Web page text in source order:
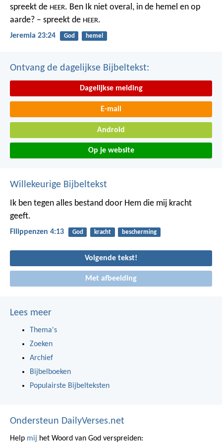
spreekt de HEER. Ben Ik niet overal, in de hemel en op
aarde? – spreekt de HEER.
Jeremia 23:24 God hemel
Ontvang de dagelijkse Bijbeltekst:
Dagelijkse melding
E-mail
Android
Op je website
Willekeurige Bijbeltekst
Ik ben tegen alles bestand door Hem die mij kracht
geeft.
Filippenzen 4:13 God kracht bescherming
Volgende tekst!
Met afbeelding
Lees meer
Thema's
Zoeken
Archief
Bijbelboeken
Populairste Bijbelteksten
Ondersteun DailyVerses.net
Help mij het Woord van God verspreiden: